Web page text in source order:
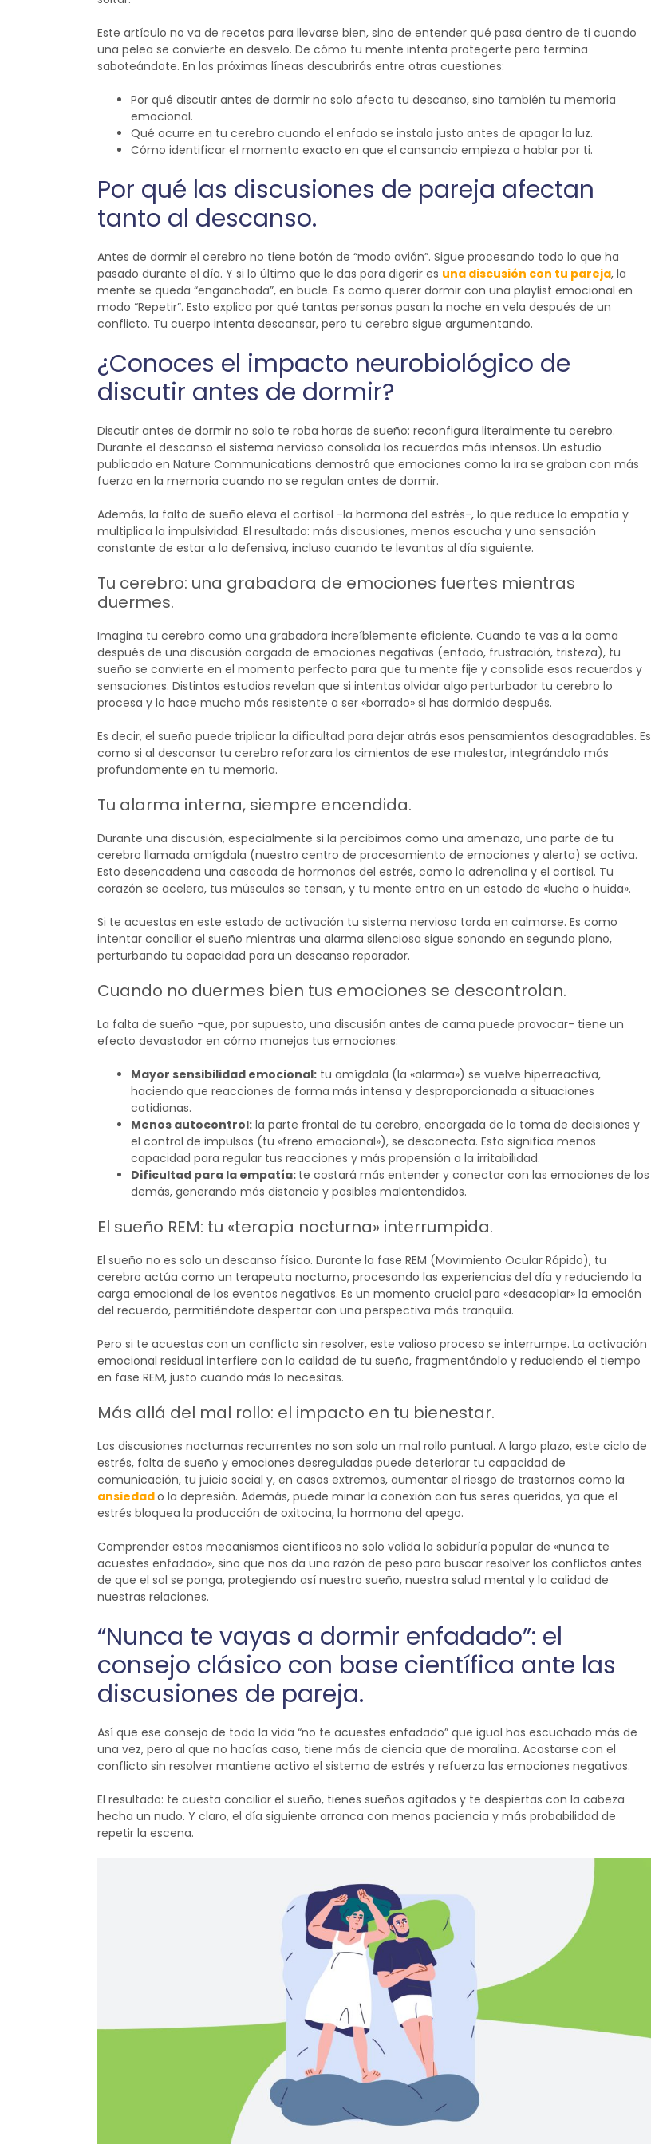
Este artículo no va de recetas para llevarse bien, sino de entender qué pasa dentro de ti cuando
una pelea se convierte en desvelo. De cómo tu mente intenta protegerte pero termina
saboteándote. En las próximas líneas descubrirás entre otras cuestiones:
Por qué discutir antes de dormir no solo afecta tu descanso, sino también tu memoria
emocional.
Qué ocurre en tu cerebro cuando el enfado se instala justo antes de apagar la luz.
Cómo identificar el momento exacto en que el cansancio empieza a hablar por ti.
Por qué las discusiones de pareja afectan
tanto al descanso.
Antes de dormir el cerebro no tiene botón de “modo avión”. Sigue procesando todo lo que ha
pasado durante el día. Y si lo último que le das para digerir es una discusión con tu pareja, la
mente se queda “enganchada”, en bucle. Es como querer dormir con una playlist emocional en
modo “Repetir”. Esto explica por qué tantas personas pasan la noche en vela después de un
conflicto. Tu cuerpo intenta descansar, pero tu cerebro sigue argumentando.
¿Conoces el impacto neurobiológico de
discutir antes de dormir?
Discutir antes de dormir no solo te roba horas de sueño: reconfigura literalmente tu cerebro.
Durante el descanso el sistema nervioso consolida los recuerdos más intensos. Un estudio
publicado en Nature Communications demostró que emociones como la ira se graban con más
fuerza en la memoria cuando no se regulan antes de dormir.
Además, la falta de sueño eleva el cortisol -la hormona del estrés-, lo que reduce la empatía y
multiplica la impulsividad. El resultado: más discusiones, menos escucha y una sensación
constante de estar a la defensiva, incluso cuando te levantas al día siguiente.
Tu cerebro: una grabadora de emociones fuertes mientras
duermes.
Imagina tu cerebro como una grabadora increíblemente eficiente. Cuando te vas a la cama
después de una discusión cargada de emociones negativas (enfado, frustración, tristeza), tu
sueño se convierte en el momento perfecto para que tu mente fije y consolide esos recuerdos y
sensaciones. Distintos estudios revelan que si intentas olvidar algo perturbador tu cerebro lo
procesa y lo hace mucho más resistente a ser «borrado» si has dormido después.
Es decir, el sueño puede triplicar la dificultad para dejar atrás esos pensamientos desagradables. Es
como si al descansar tu cerebro reforzara los cimientos de ese malestar, integrándolo más
profundamente en tu memoria.
Tu alarma interna, siempre encendida.
Durante una discusión, especialmente si la percibimos como una amenaza, una parte de tu
cerebro llamada amígdala (nuestro centro de procesamiento de emociones y alerta) se activa.
Esto desencadena una cascada de hormonas del estrés, como la adrenalina y el cortisol. Tu
corazón se acelera, tus músculos se tensan, y tu mente entra en un estado de «lucha o huida».
Si te acuestas en este estado de activación tu sistema nervioso tarda en calmarse. Es como
intentar conciliar el sueño mientras una alarma silenciosa sigue sonando en segundo plano,
perturbando tu capacidad para un descanso reparador.
Cuando no duermes bien tus emociones se descontrolan.
La falta de sueño -que, por supuesto, una discusión antes de cama puede provocar- tiene un
efecto devastador en cómo manejas tus emociones:
Mayor sensibilidad emocional: tu amígdala (la «alarma») se vuelve hiperreactiva,
haciendo que reacciones de forma más intensa y desproporcionada a situaciones
cotidianas.
Menos autocontrol: la parte frontal de tu cerebro, encargada de la toma de decisiones y
el control de impulsos (tu «freno emocional»), se desconecta. Esto significa menos
capacidad para regular tus reacciones y más propensión a la irritabilidad.
Dificultad para la empatía: te costará más entender y conectar con las emociones de los
demás, generando más distancia y posibles malentendidos.
El sueño REM: tu «terapia nocturna» interrumpida.
El sueño no es solo un descanso físico. Durante la fase REM (Movimiento Ocular Rápido), tu
cerebro actúa como un terapeuta nocturno, procesando las experiencias del día y reduciendo la
carga emocional de los eventos negativos. Es un momento crucial para «desacoplar» la emoción
del recuerdo, permitiéndote despertar con una perspectiva más tranquila.
Pero si te acuestas con un conflicto sin resolver, este valioso proceso se interrumpe. La activación
emocional residual interfiere con la calidad de tu sueño, fragmentándolo y reduciendo el tiempo
en fase REM, justo cuando más lo necesitas.
Más allá del mal rollo: el impacto en tu bienestar.
Las discusiones nocturnas recurrentes no son solo un mal rollo puntual. A largo plazo, este ciclo de
estrés, falta de sueño y emociones desreguladas puede deteriorar tu capacidad de
comunicación, tu juicio social y, en casos extremos, aumentar el riesgo de trastornos como la
ansiedado la depresión. Además, puede minar la conexión con tus seres queridos, ya que el
estrés bloquea la producción de oxitocina, la hormona del apego.
Comprender estos mecanismos científicos no solo valida la sabiduría popular de «nunca te
acuestes enfadado», sino que nos da una razón de peso para buscar resolver los conflictos antes
de que el sol se ponga, protegiendo así nuestro sueño, nuestra salud mental y la calidad de
nuestras relaciones.
“Nunca te vayas a dormir enfadado”: el
consejo clásico con base científica ante las
discusiones de pareja.
Así que ese consejo de toda la vida “no te acuestes enfadado” que igual has escuchado más de
una vez, pero al que no hacías caso, tiene más de ciencia que de moralina. Acostarse con el
conflicto sin resolver mantiene activo el sistema de estrés y refuerza las emociones negativas.
El resultado: te cuesta conciliar el sueño, tienes sueños agitados y te despiertas con la cabeza
hecha un nudo. Y claro, el día siguiente arranca con menos paciencia y más probabilidad de
repetir la escena.